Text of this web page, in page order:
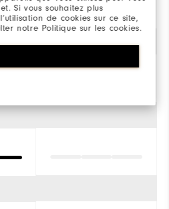
Si vous souhaitez plus
de cookies sur ce site,
notre Politique sur les cookies.